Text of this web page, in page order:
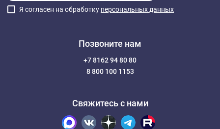
Я согласен на обработку персональных данных
Позвоните нам
+7 8162 94 80 80
8 800 100 1153
Свяжитесь с нами